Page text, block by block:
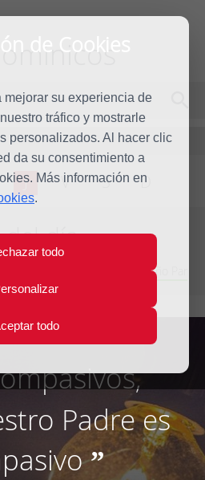
de Cookies
mejorar su experiencia de
tráfico y mostrarle
personalizados. Al hacer clic
da su consentimiento a
Más información en
.
todo
todo
J V S D
del día
del Tiempo Ordinario - Año Par
Padre es
”